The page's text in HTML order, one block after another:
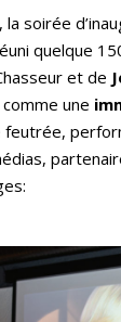
soirée
quelque
et de
une
feutrée,